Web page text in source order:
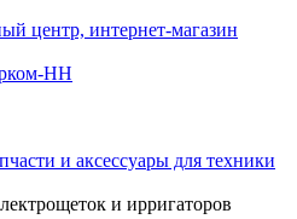
центр, интернет-магазин
НН
и аксессуары для техники
и ирригаторов